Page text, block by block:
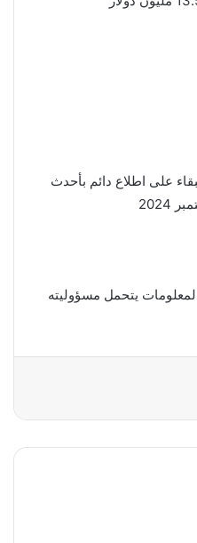
على اطلاع دائم بأحدث
يتحمل مسؤوليته